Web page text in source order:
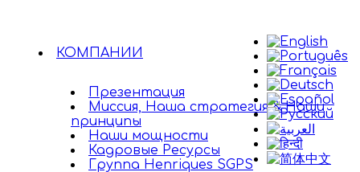
КОМПАНИИ
Презентация
Миссия, Наша стратегия & Наши
принципы
Наши мощности
Кадровые Ресурсы
Группа Henriques SGPS